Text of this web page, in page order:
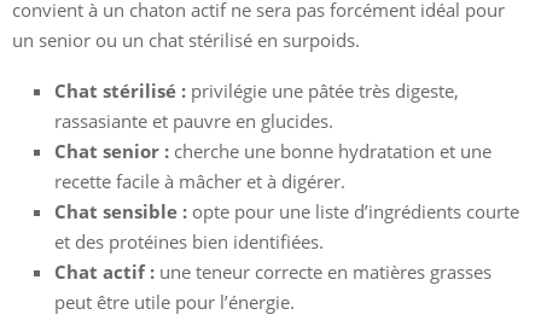
convient à un chaton actif ne sera pas forcément idéal pour
un senior ou un chat stérilisé en surpoids.
Chat stérilisé : privilégie une pâtée très digeste,
rassasiante et pauvre en glucides.
Chat senior : cherche une bonne hydratation et une
recette facile à mâcher et à digérer.
Chat sensible : opte pour une liste d’ingrédients courte
et des protéines bien identifiées.
Chat actif : une teneur correcte en matières grasses
peut être utile pour l’énergie.